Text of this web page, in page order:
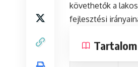
követhetők a
fejlesztési
Tartalom